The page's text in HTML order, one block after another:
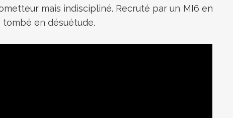
mais indiscipliné. Recruté par un MI6 en
en désuétude.